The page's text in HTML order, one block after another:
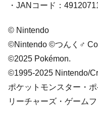
・JANコード：
© Nintendo
©Nintendo ©つんく♂
©2025 Pokémon.
©1995-2025 Nintendo/
ポケットモンスター・
リーチャーズ・ゲーム